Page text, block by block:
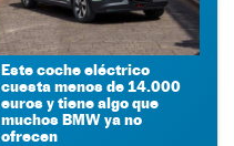
Este coche eléctrico
cuesta menos de 14.000
euros y tiene algo que
muchos BMW ya no
ofrecen